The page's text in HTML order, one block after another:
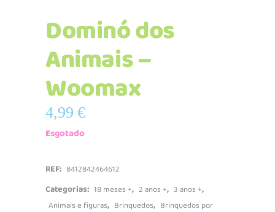
Dominó dos
Animais –
Woomax
4,99€
Esgotado
REF: 8412842464612
Categorias: 18 meses +, 2 anos +, 3 anos +,
Animais e figuras, Brinquedos, Brinquedos por